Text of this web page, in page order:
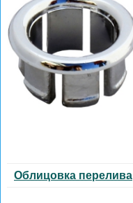
Облицовка перелива